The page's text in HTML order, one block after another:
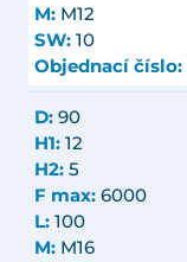
M: M12
SW: 10
Objednací číslo:
D: 90
H1: 12
H2: 5
F max: 6000
L: 100
M: M16